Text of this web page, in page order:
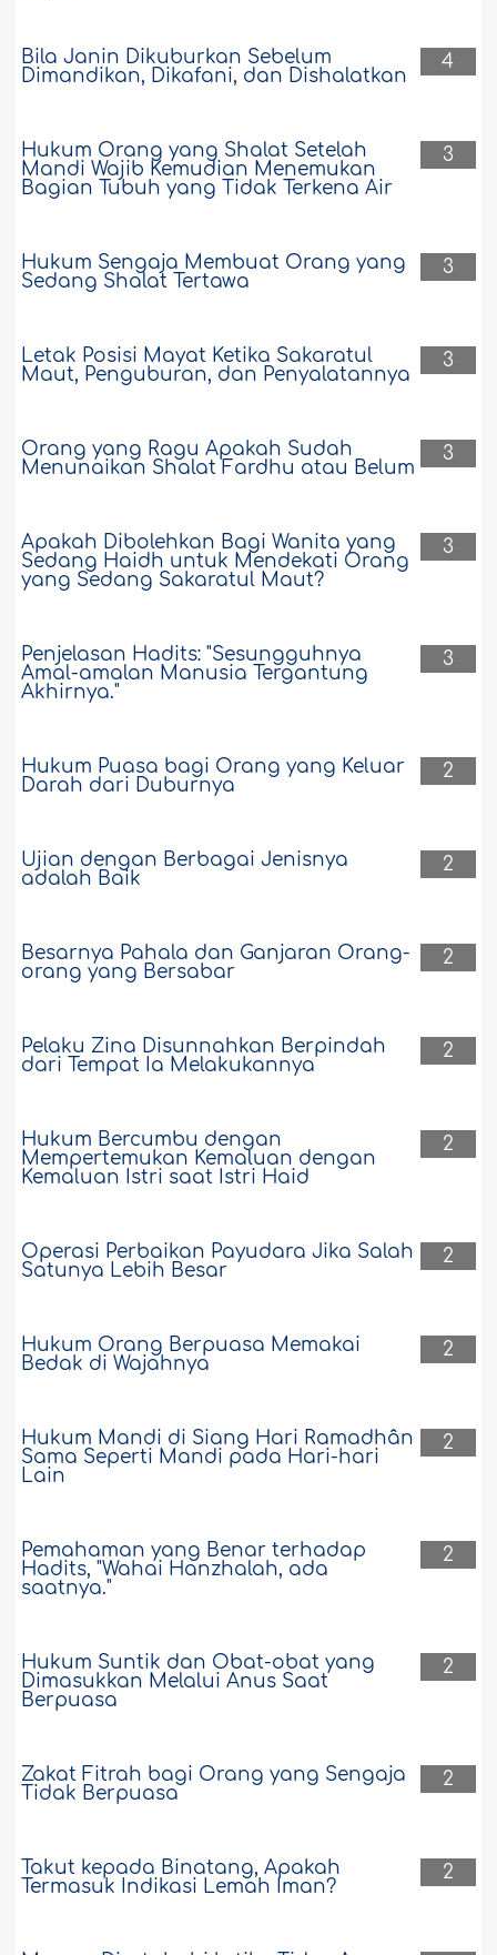
4
Bila Janin Dikuburkan Sebelum
Dimandikan, Dikafani, dan Dishalatkan
3
Hukum Orang yang Shalat Setelah
Mandi Wajib Kemudian Menemukan
Bagian Tubuh yang Tidak Terkena Air
3
Hukum Sengaja Membuat Orang yang
Sedang Shalat Tertawa
3
Letak Posisi Mayat Ketika Sakaratul
Maut, Penguburan, dan Penyalatannya
3
Orang yang Ragu Apakah Sudah
Menunaikan Shalat Fardhu atau Belum
3
Apakah Dibolehkan Bagi Wanita yang
Sedang Haidh untuk Mendekati Orang
yang Sedang Sakaratul Maut?
3
Penjelasan Hadits: "Sesungguhnya
Amal-amalan Manusia Tergantung
Akhirnya."
2
Hukum Puasa bagi Orang yang Keluar
Darah dari Duburnya
2
Ujian dengan Berbagai Jenisnya
adalah Baik
2
Besarnya Pahala dan Ganjaran Orang-
orang yang Bersabar
2
Pelaku Zina Disunnahkan Berpindah
dari Tempat Ia Melakukannya
2
Hukum Bercumbu dengan
Mempertemukan Kemaluan dengan
Kemaluan Istri saat Istri Haid
2
Operasi Perbaikan Payudara Jika Salah
Satunya Lebih Besar
2
Hukum Orang Berpuasa Memakai
Bedak di Wajahnya
2
Hukum Mandi di Siang Hari Ramadhân
Sama Seperti Mandi pada Hari-hari
Lain
2
Pemahaman yang Benar terhadap
Hadits, "Wahai Hanzhalah, ada
saatnya."
2
Hukum Suntik dan Obat-obat yang
Dimasukkan Melalui Anus Saat
Berpuasa
2
Zakat Fitrah bagi Orang yang Sengaja
Tidak Berpuasa
2
Takut kepada Binatang, Apakah
Termasuk Indikasi Lemah Iman?